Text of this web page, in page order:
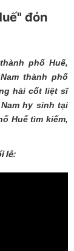
đón
phố Huế,
thành phố
hài cốt liệt sĩ
hy sinh tại
Huế tìm kiếm,
lễ: